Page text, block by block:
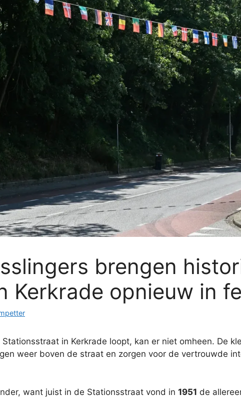
brengen
Kerkrade opnieuw in
in Kerkrade loopt, kan er niet omheen. De
weer boven de straat en zorgen voor de vertrouwde
want juist in de Stationsstraat vond in 1951 de